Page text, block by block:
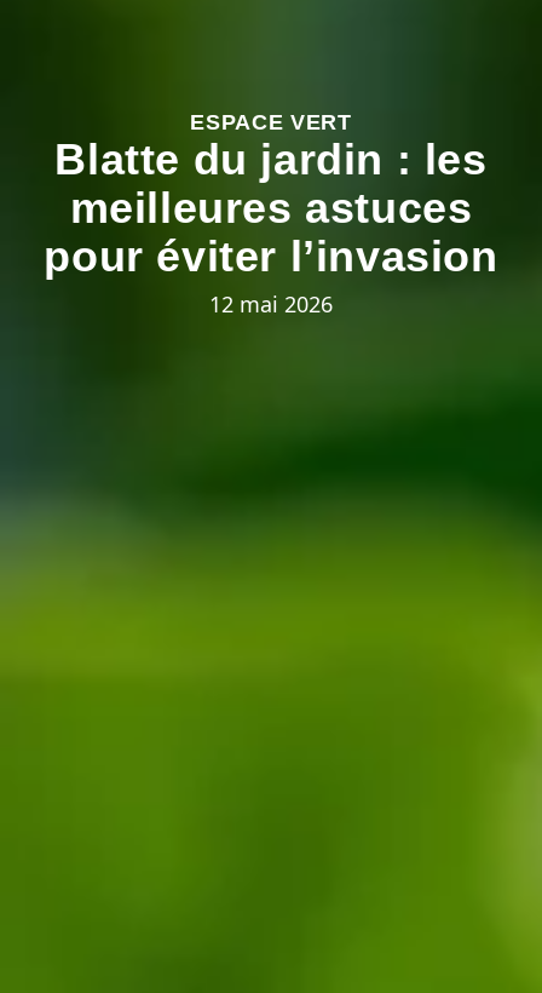
ESPACE VERT
Blatte du jardin : les
meilleures astuces
pour éviter l’invasion
12 mai 2026